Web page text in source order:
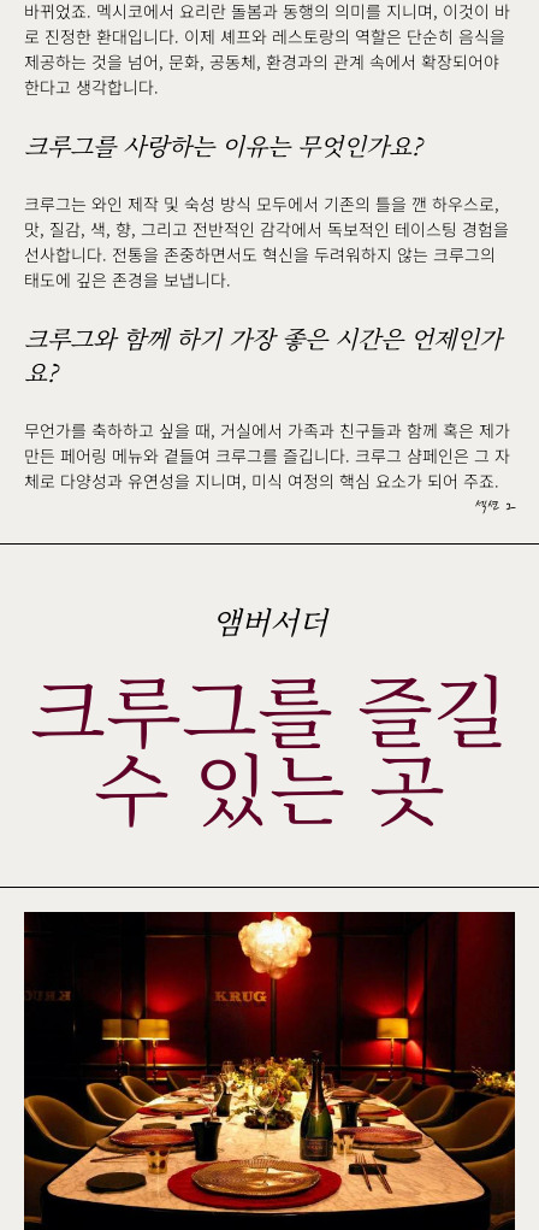
바뀌었죠. 멕시코에서 요리란 돌봄과 동행의 의미를 지니며, 이것이 바
로 진정한 환대입니다. 이제 셰프와 레스토랑의 역할은 단순히 음식을
제공하는 것을 넘어, 문화, 공동체, 환경과의 관계 속에서 확장되어야
한다고 생각합니다.
크루그를 사랑하는 이유는 무엇인가요?
크루그는 와인 제작 및 숙성 방식 모두에서 기존의 틀을 깬 하우스로,
맛, 질감, 색, 향, 그리고 전반적인 감각에서 독보적인 테이스팅 경험을
선사합니다. 전통을 존중하면서도 혁신을 두려워하지 않는 크루그의
태도에 깊은 존경을 보냅니다.
크루그와 함께 하기 가장 좋은 시간은 언제인가
요?
무언가를 축하하고 싶을 때, 거실에서 가족과 친구들과 함께 혹은 제가
만든 페어링 메뉴와 곁들여 크루그를 즐깁니다. 크루그 샴페인은 그 자
체로 다양성과 유연성을 지니며, 미식 여정의 핵심 요소가 되어 주죠.
섹션 2
앰버서더
크루그를 즐길
수 있는 곳